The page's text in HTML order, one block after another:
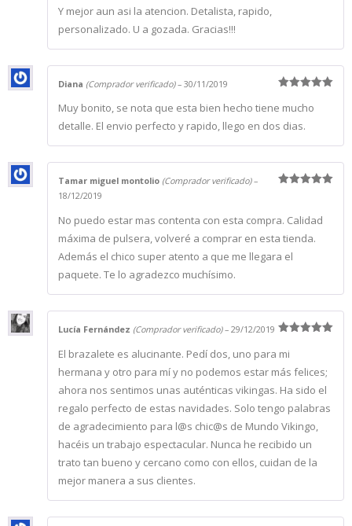
Y mejor aun asi la atencion. Detalista, rapido,
personalizado. U a gozada. Gracias!!!
con5de 5
Diana (Comprador verificado) – 30/11/2019
Muy bonito, se nota que esta bien hecho tiene mucho
detalle. El envio perfecto y rapido, llego en dos dias.
Tamar miguel montolio (Comprador verificado) –
18/12/2019
No puedo estar mas contenta con esta compra. Calidad
máxima de pulsera, volveré a comprar en esta tienda.
Además el chico super atento a que me llegara el
paquete. Te lo agradezco muchísimo.
con
Lucía Fernández (Comprador verificado) – 29/12/2019
El brazalete es alucinante. Pedí dos, uno para mi
hermana y otro para mí y no podemos estar más felices;
ahora nos sentimos unas auténticas vikingas. Ha sido el
regalo perfecto de estas navidades. Solo tengo palabras
de agradecimiento para l@s chic@s de Mundo Vikingo,
hacéis un trabajo espectacular. Nunca he recibido un
trato tan bueno y cercano como con ellos, cuidan de la
mejor manera a sus clientes.